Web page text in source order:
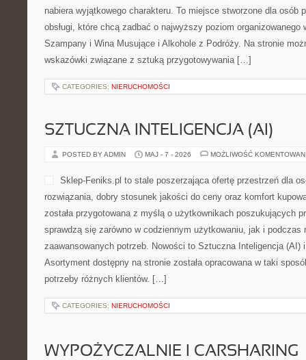
nabiera wyjątkowego charakteru. To miejsce stworzone dla osób
obsługi, które chcą zadbać o najwyższy poziom organizowanego
Szampany i Wina Musujące i Alkohole z Podróży. Na stronie
wskazówki związane z sztuką przygotowywania […]
CATEGORIES: NIERUCHOMOŚCI
SZTUCZNA INTELIGENCJA (AI)
POSTED BY ADMIN MAJ - 7 - 2026 MOŻLIWOŚĆ
Sklep-Feniks.pl to stale poszerzająca ofertę przestrzeń dla
rozwiązania, dobry stosunek jakości do ceny oraz komfort
została przygotowana z myślą o użytkownikach poszukujących
sprawdzą się zarówno w codziennym użytkowaniu, jak i podczas
zaawansowanych potrzeb. Nowości to Sztuczna Inteligencja (AI)
Asortyment dostępny na stronie została opracowana w taki
potrzeby różnych klientów. […]
CATEGORIES: NIERUCHOMOŚCI
WYPOŻYCZALNIE I CARSHARING